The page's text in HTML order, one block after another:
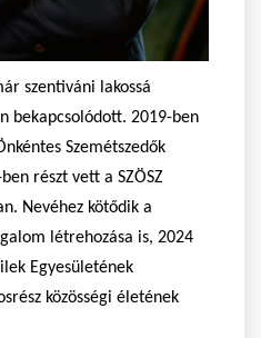
szentiváni lakossá
bekapcsolódott. 2019-ben
Szemétszedők
részt vett a SZÖSZ
Nevéhez kötődik a
létrehozása is, 2024
Egyesületének
közösségi életének